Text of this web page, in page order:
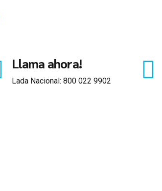
Llama ahora!
Lada Nacional: 800 022 9902